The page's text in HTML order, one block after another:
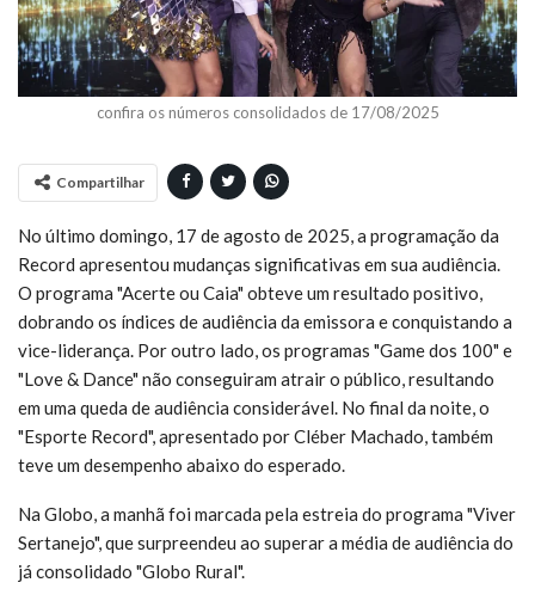
confira os números consolidados de 17/08/2025
Compartilhar
No último domingo, 17 de agosto de 2025, a programação da
Record apresentou mudanças significativas em sua audiência.
O programa "Acerte ou Caia" obteve um resultado positivo,
dobrando os índices de audiência da emissora e conquistando a
vice-liderança. Por outro lado, os programas "Game dos 100" e
"Love & Dance" não conseguiram atrair o público, resultando
em uma queda de audiência considerável. No final da noite, o
"Esporte Record", apresentado por Cléber Machado, também
teve um desempenho abaixo do esperado.
Na Globo, a manhã foi marcada pela estreia do programa "Viver
Sertanejo", que surpreendeu ao superar a média de audiência do
já consolidado "Globo Rural".